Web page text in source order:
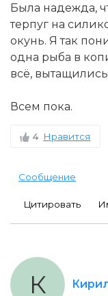
Была надежда,
терпуг на
окунь. Я так
одна рыба в
всё,
Всем пока.
4 Нравится
Сообщение
Цитировать
К